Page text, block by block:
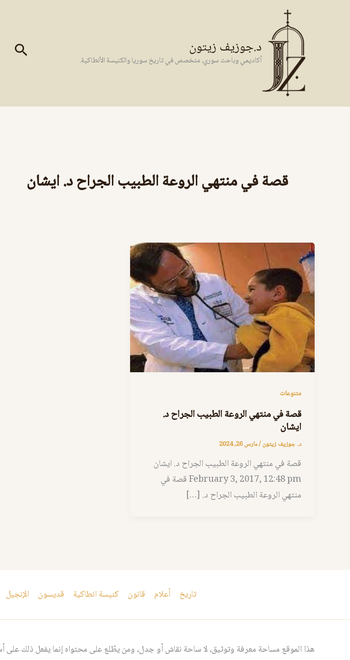
د.جوزيف زيتون
أكاديمي وباحث سوري، متخصص في تاريخ سوريا والكنيسة الأنطاكية. البحث
قصة في منتهي الروعة الطبيب الجراح د. ايشان
متنوعات
قصة في منتهي الروعة الطبيب الجراح د.
ايشان
د. جوزيف زيتون/مارس 26, 2024
قصة في منتهي الروعة الطبيب الجراح د. ايشان
February 3, 2017, 12:48 pm قصة في
منتهي الروعة الطبيب الجراح د. […]
تاريخ أعلام قانون كنيسة انطاكية قديسون الإنجيل
هذا الموقع مساحة معرفة وتوثيق، لا ساحة نقاش أو جدل، ومن يطّلع على محتواه إنما يفعل ذلك على